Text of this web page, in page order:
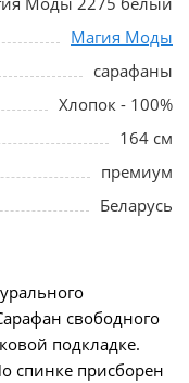
Магия Моды
сарафаны
Хлопок - 100%
164 см
премиум
Беларусь
свободного
подкладке.
спинке присборен